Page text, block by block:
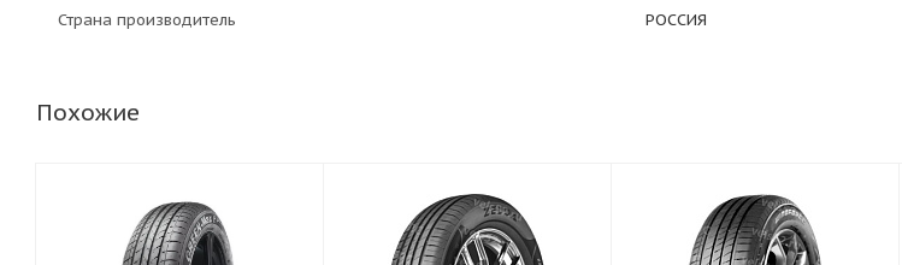
Страна производитель РОССИЯ
Похожие